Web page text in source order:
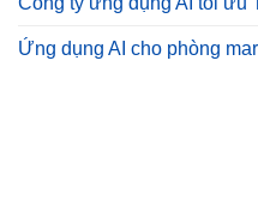
Ứng dụng AI cho phòng